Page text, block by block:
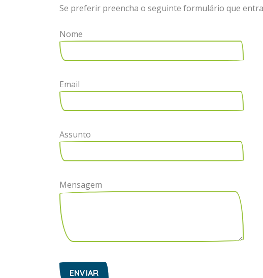
Se preferir preencha o seguinte formulário que
Nome
Email
Assunto
Mensagem